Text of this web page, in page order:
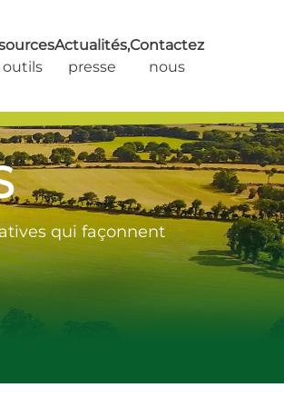
Actualités,
presse
Contactez
nous
qui façonnent